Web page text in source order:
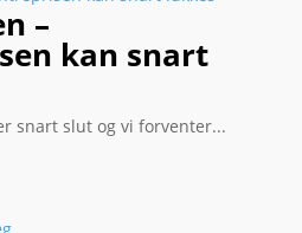
–
kan snart
snart slut og vi forventer...